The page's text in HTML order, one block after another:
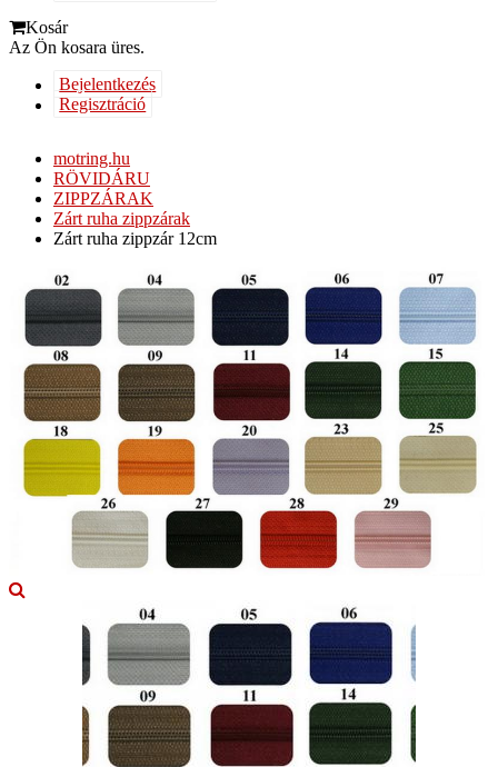
Kosár
Az Ön kosara üres.
Bejelentkezés
Regisztráció
motring.hu
RÖVIDÁRU
ZIPPZÁRAK
Zárt ruha zippzárak
Zárt ruha zippzár 12cm